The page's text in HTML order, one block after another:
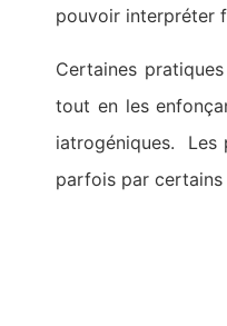
pouvoir interpréter
Certaines
tout en les
iatrogéniques. Les
parfois par